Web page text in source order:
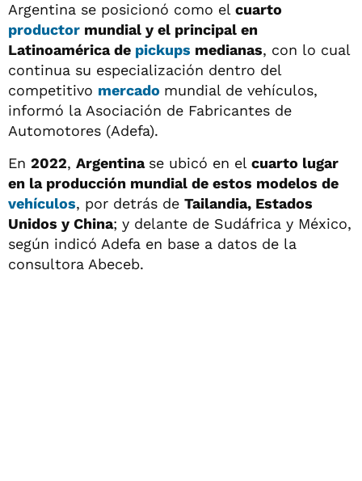
Argentina se posicionó como el cuarto
productor mundial y el principal en
Latinoamérica de pickups medianas, con lo cual
continua su especialización dentro del
competitivo mercado mundial de vehículos,
informó la Asociación de Fabricantes de
Automotores (Adefa).
En 2022, Argentina se ubicó en el cuarto lugar
en la producción mundial de estos modelos de
vehículos, por detrás de Tailandia, Estados
Unidos y China; y delante de Sudáfrica y México,
según indicó Adefa en base a datos de la
consultora Abeceb.